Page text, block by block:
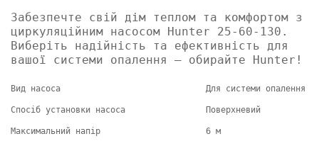
Забезпечте свій дім теплом та комфортом з
циркуляційним насосом Hunter 25-60-130.
Виберіть надійність та ефективність для
вашої системи опалення – обирайте Hunter!
Вид насоса Для системи опалення
Спосіб установки насоса Поверхневий
Максимальний напір 6 м